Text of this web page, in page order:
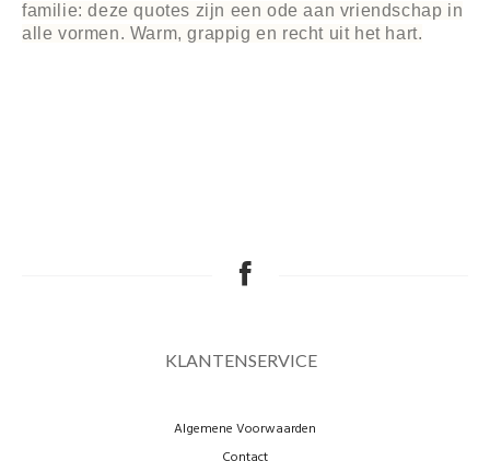
familie: deze quotes zijn een ode aan vriendschap in
alle vormen. Warm, grappig en recht uit het hart.
KLANTENSERVICE
Algemene Voorwaarden